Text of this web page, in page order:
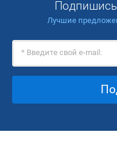
Лучшие